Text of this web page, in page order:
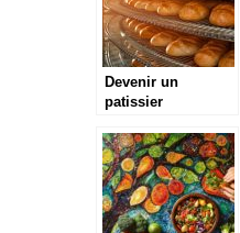
Devenir un
patissier
comment y arriver
?